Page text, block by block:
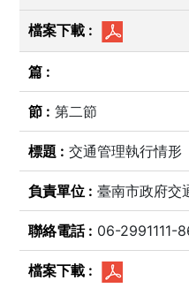
第二節
交通管理執行情形
臺南市政府交
06-2991111-